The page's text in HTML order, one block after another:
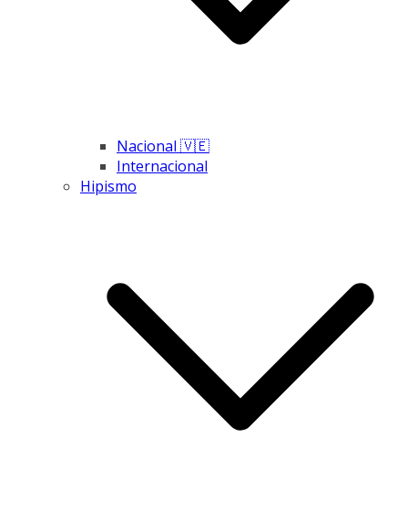
Nacional 🇻🇪
Internacional
Hipismo